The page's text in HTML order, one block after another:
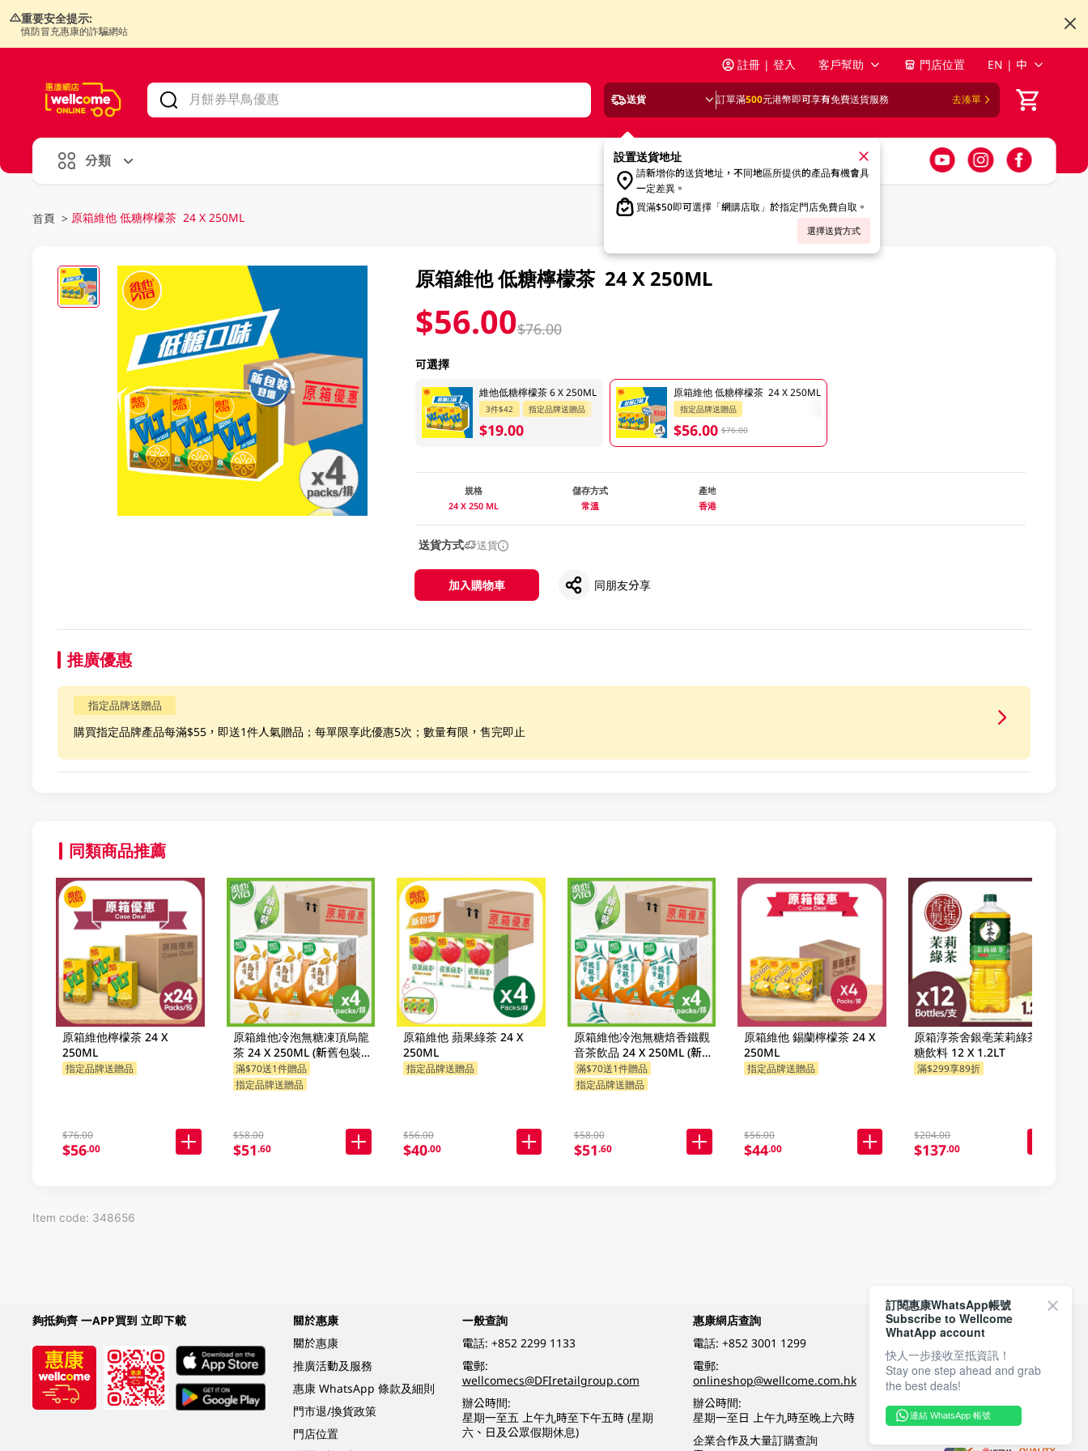
重要安全提示:
慎防冒充惠康的詐騙網站
註冊 | 登入 客戶幫助 門店位置 EN | 中
送貨 訂單滿500元港幣即可享有免費送貨服務 去湊單
設置送貨地址
請新增你的送貨地址，不同地區所提供的產品有機會具
一定差異。
買滿$50即可選擇「網購店取」於指定門店免費自取。
選擇送貨方式
分類
首頁 > 原箱維他 低糖檸檬茶 24 X 250ML
原箱維他 低糖檸檬茶 24 X 250ML
$56.00$76.00
可選擇
維他低糖檸檬茶 6 X 250ML
3件$42 指定品牌送贈品
$19.00
原箱維他 低糖檸檬茶 24 X 250ML
指定品牌送贈品
$56.00 $76.00
規格
24 X 250 ML
儲存方式
常溫
產地
香港
送貨方式 送貨
加入購物車 同朋友分享
推廣優惠
指定品牌送贈品
購買指定品牌產品每滿$55，即送1件人氣贈品；每單限享此優惠5次；數量有限，售完即止
同類商品推薦
原箱維他檸檬茶 24 X
250ML
指定品牌送贈品
$76.00
$56.00
原箱維他冷泡無糖凍頂烏龍
茶 24 X 250ML (新舊包裝隨
機發貨)
滿$70送1件贈品
指定品牌送贈品
$58.00
$51.60
原箱維他 蘋果綠茶 24 X
250ML
指定品牌送贈品
$56.00
$40.00
原箱維他冷泡無糖焙香鐵觀
音茶飲品 24 X 250ML (新舊
包裝隨機發貨)
滿$70送1件贈品
指定品牌送贈品
$58.00
$51.60
原箱維他 錫蘭檸檬茶 24 X
250ML
指定品牌送贈品
$56.00
$44.00
原箱淳茶舍銀亳茉莉綠茶無
糖飲料 12 X 1.2LT
滿$299享89折
$204.00
$137.00
Item code: 348656
夠抵夠齊 一APP買到 立即下載
關於惠康
關於惠康
推廣活動及服務
惠康 WhatsApp 條款及細則
門市退/換貨政策
門店位置
一般查詢
電話: +852 2299 1133
電郵:
wellcomecs@DFIretailgroup.com
辦公時間:
星期一至五 上午九時至下午五時 (星期
六、日及公眾假期休息)
惠康網店查詢
電話: +852 3001 1299
電郵:
onlineshop@wellcome.com.hk
辦公時間:
星期一至日 上午九時至晚上六時
企業合作及大量訂購查詢
付款方式
關注我們
訂閱惠康WhatsApp帳號
Subscribe to Wellcome
WhatApp account
快人一步接收至抵資訊！
Stay one step ahead and grab
the best deals!
連結 WhatsApp 帳號